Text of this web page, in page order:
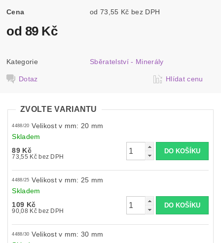
Cena od 73,55 Kč bez DPH
od 89 Kč
Kategorie Sběratelství - Minerály
Dotaz Hlídat cenu
ZVOLTE VARIANTU
4488/20 Velikost v mm: 20 mm
Skladem
89 Kč
73,55 Kč bez DPH
4488/25 Velikost v mm: 25 mm
Skladem
109 Kč
90,08 Kč bez DPH
4488/30 Velikost v mm: 30 mm